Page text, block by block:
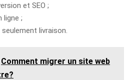
et SEO ;
ligne ;
livraison.
Comment migrer un site web